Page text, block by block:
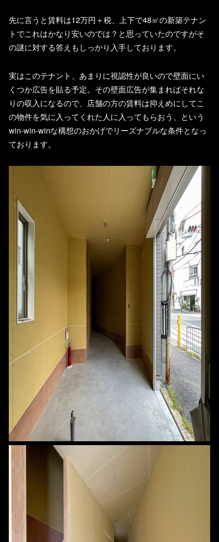
先に言うと賃料は12万円＋税、上下で48㎡の新築テナン
トでこれはかなり安いのでは？と思っていたのですがそ
の謎に対する答えもしっかり入手しております。
実はこのテナント、あまりに視認性が良いので壁面にい
くつか広告を貼る予定。その壁面広告が集まればそれな
りの収入になるので、店舗の方の賃料は抑えめにしてこ
の物件を気に入ってくれた人に入ってもらおう、という
win-win-winな構想のおかげでリーズナブルな条件となっ
ております。